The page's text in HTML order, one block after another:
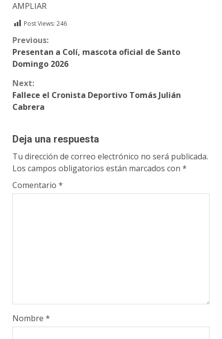
AMPLIAR
Post Views: 246
Continue
Reading
Previous:
Presentan a Colí, mascota oficial de Santo
Domingo 2026
Next:
Fallece el Cronista Deportivo Tomás Julián
Cabrera
Deja una respuesta
Tu dirección de correo electrónico no será publicada.
Los campos obligatorios están marcados con *
Comentario *
Nombre *